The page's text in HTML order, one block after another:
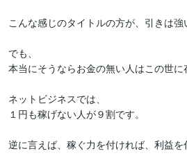
こんな感じのタイトルの方が、引きは強
でも、
本当にそうならお金の無い人はこの世
ネットビジネスでは、
１円も稼げない人が９割です。
逆に言えば、稼ぐ力を付ければ、利益を